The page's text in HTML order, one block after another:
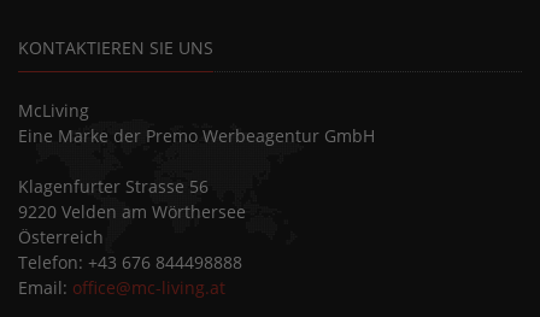
KONTAKTIEREN SIE UNS
McLiving
Eine Marke der Premo Werbeagentur GmbH
Klagenfurter Strasse 56
9220 Velden am Wörthersee
Österreich
Telefon: +43 676 844498888
Email: office@mc-living.at